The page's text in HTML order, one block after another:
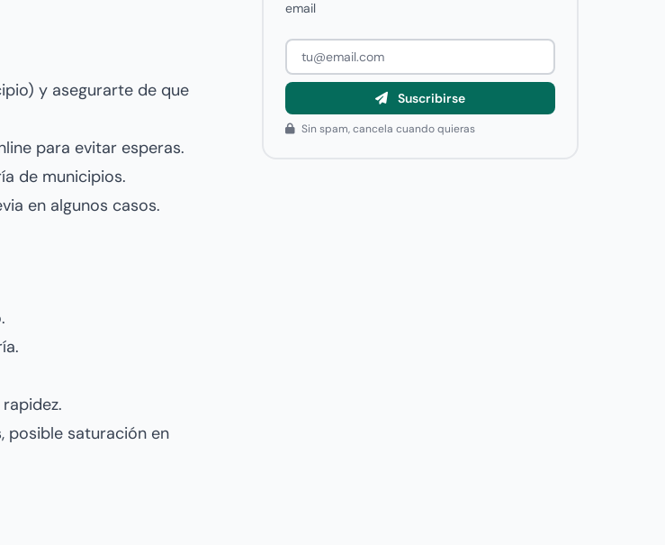
y asegurarte de que
para evitar esperas.
de municipios.
en algunos casos.
posible saturación en
email
Suscribirse
Sin spam, cancela cuando quieras